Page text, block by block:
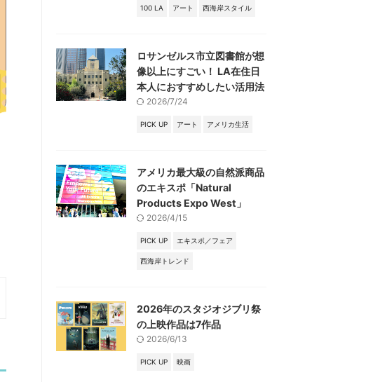
100 LA アート 西海岸スタイル
ロサンゼルス市立図書館が想
像以上にすごい！ LA在住日
本人におすすめしたい活用法
2026/7/24
PICK UP アート アメリカ生活
アメリカ最大級の自然派商品
のエキスポ「Natural
Products Expo West」
2026/4/15
PICK UP エキスポ／フェア
西海岸トレンド
2026年のスタジオジブリ祭
の上映作品は7作品
2026/6/13
PICK UP 映画